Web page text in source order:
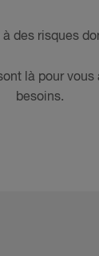
des risques
là pour
besoins.